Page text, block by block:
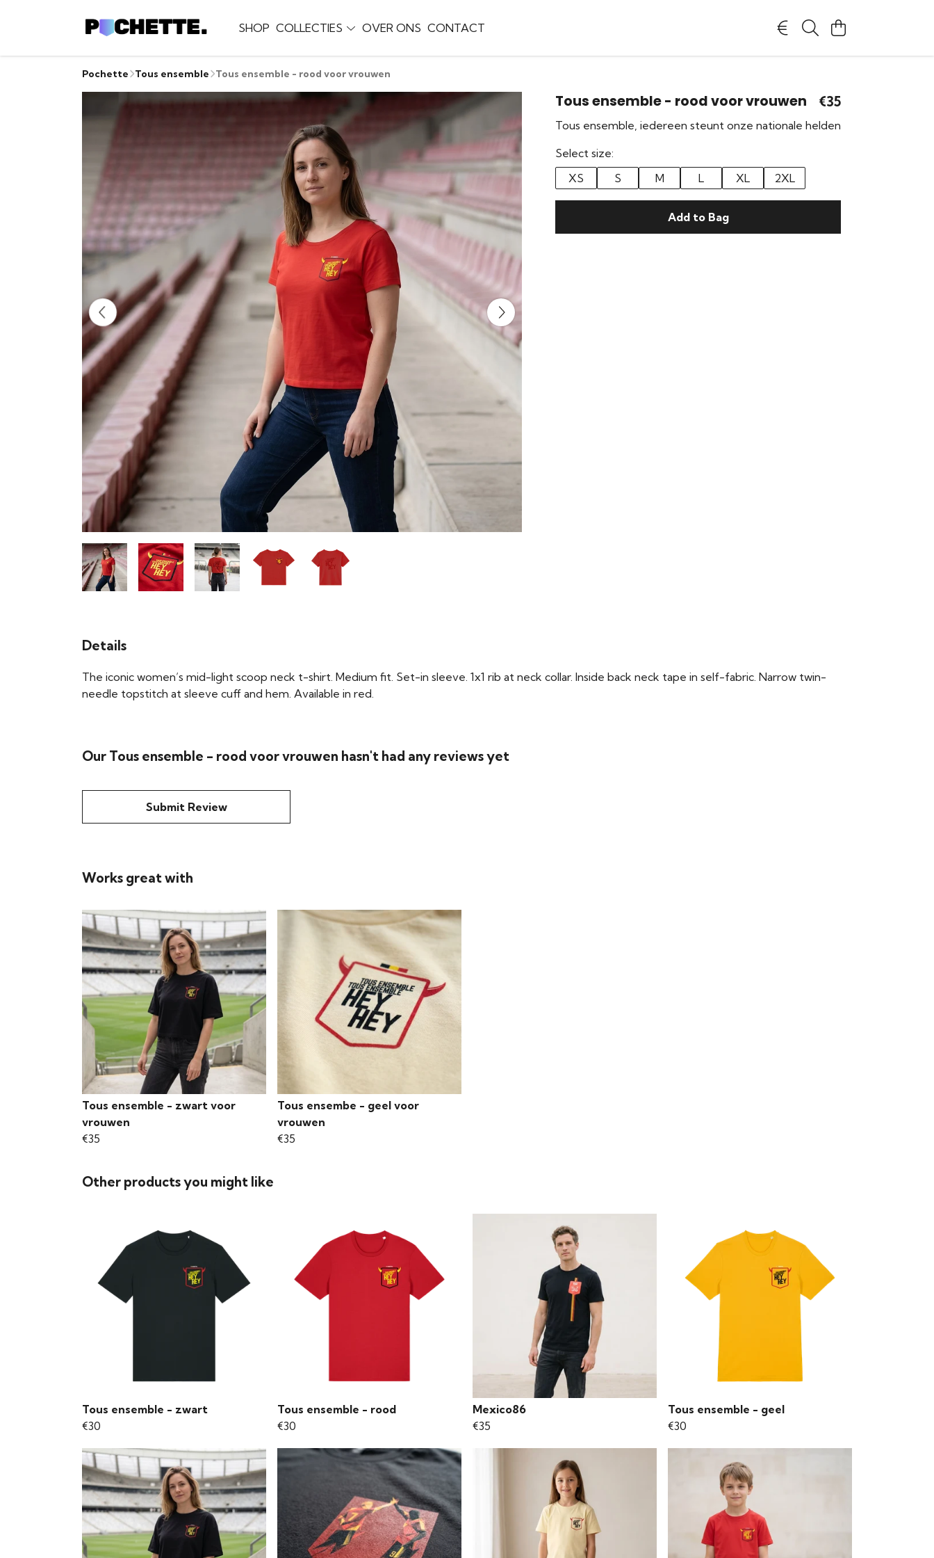
SHOP COLLECTIES OVER ONS CONTACT
Pochette Tous ensemble Tous ensemble - rood voor vrouwen
Tous ensemble - rood voor vrouwen €35
Tous ensemble, iedereen steunt onze nationale helden
Select size:
XS
S M L XL 2XL
Add to Bag
Details
The iconic women’s mid-light scoop neck t-shirt. Medium fit. Set-in sleeve. 1x1 rib at neck collar. Inside back neck tape in self-fabric. Narrow twin-
needle topstitch at sleeve cuff and hem. Available in red.
Our Tous ensemble - rood voor vrouwen hasn't had any reviews yet
Submit Review
Works great with
Tous ensemble - zwart voor
vrouwen
€35
Tous ensembe - geel voor
vrouwen
€35
Other products you might like
Tous ensemble - zwart
€30
Tous ensemble - rood
€30
Mexico86
€35
Tous ensemble - geel
€30